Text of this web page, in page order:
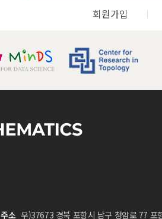
회원가입
주소 우)37673 경북 포항시 남구 청암로 77 포